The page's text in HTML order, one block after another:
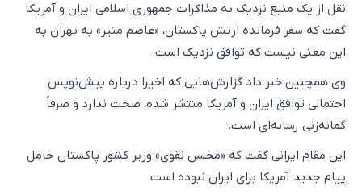
نقل از یک منبع نزدیک به مذاکرات جمهوری اسلامی ایران و آمریکا
گفت که سفر فرمانده ارتش پاکستان، «عاصم منیر» به تهران به
این معنی نیست که توافق نزدیک است.
وی همچنین خبر داد گزارش‌هایی که اخیرا درباره پیش‌نویس
احتمالی توافق ایران و آمریکا منتشر شده، صحت ندارد و صرفاً
گمانه‌زنی رسانه‌ای است.
این مقام ایرانی گفت که «محسن نقوی» وزیر کشور پاکستان حامل
پیام جدید آمریکا برای ایران نبوده است.